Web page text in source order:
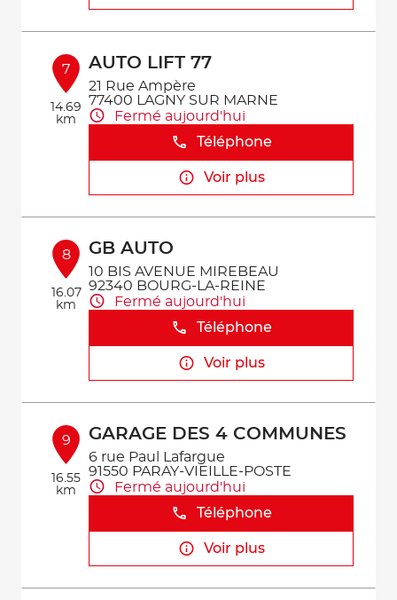
7
14.69
km
AUTO LIFT 77
21 Rue Ampère
77400 LAGNY SUR MARNE
Fermé aujourd'hui
Téléphone
Voir plus
8
16.07
km
GB AUTO
10 BIS AVENUE MIREBEAU
92340 BOURG-LA-REINE
Fermé aujourd'hui
Téléphone
Voir plus
9
16.55
km
GARAGE DES 4 COMMUNES
6 rue Paul Lafargue
91550 PARAY-VIEILLE-POSTE
Fermé aujourd'hui
Téléphone
Voir plus